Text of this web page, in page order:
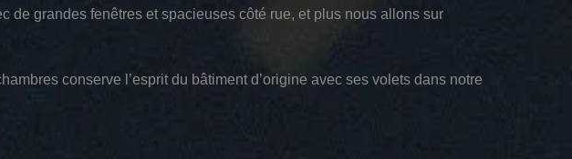
de grandes fenêtres et spacieuses côté rue, et plus nous allons sur
conserve l’esprit du bâtiment d’origine avec ses volets dans notre